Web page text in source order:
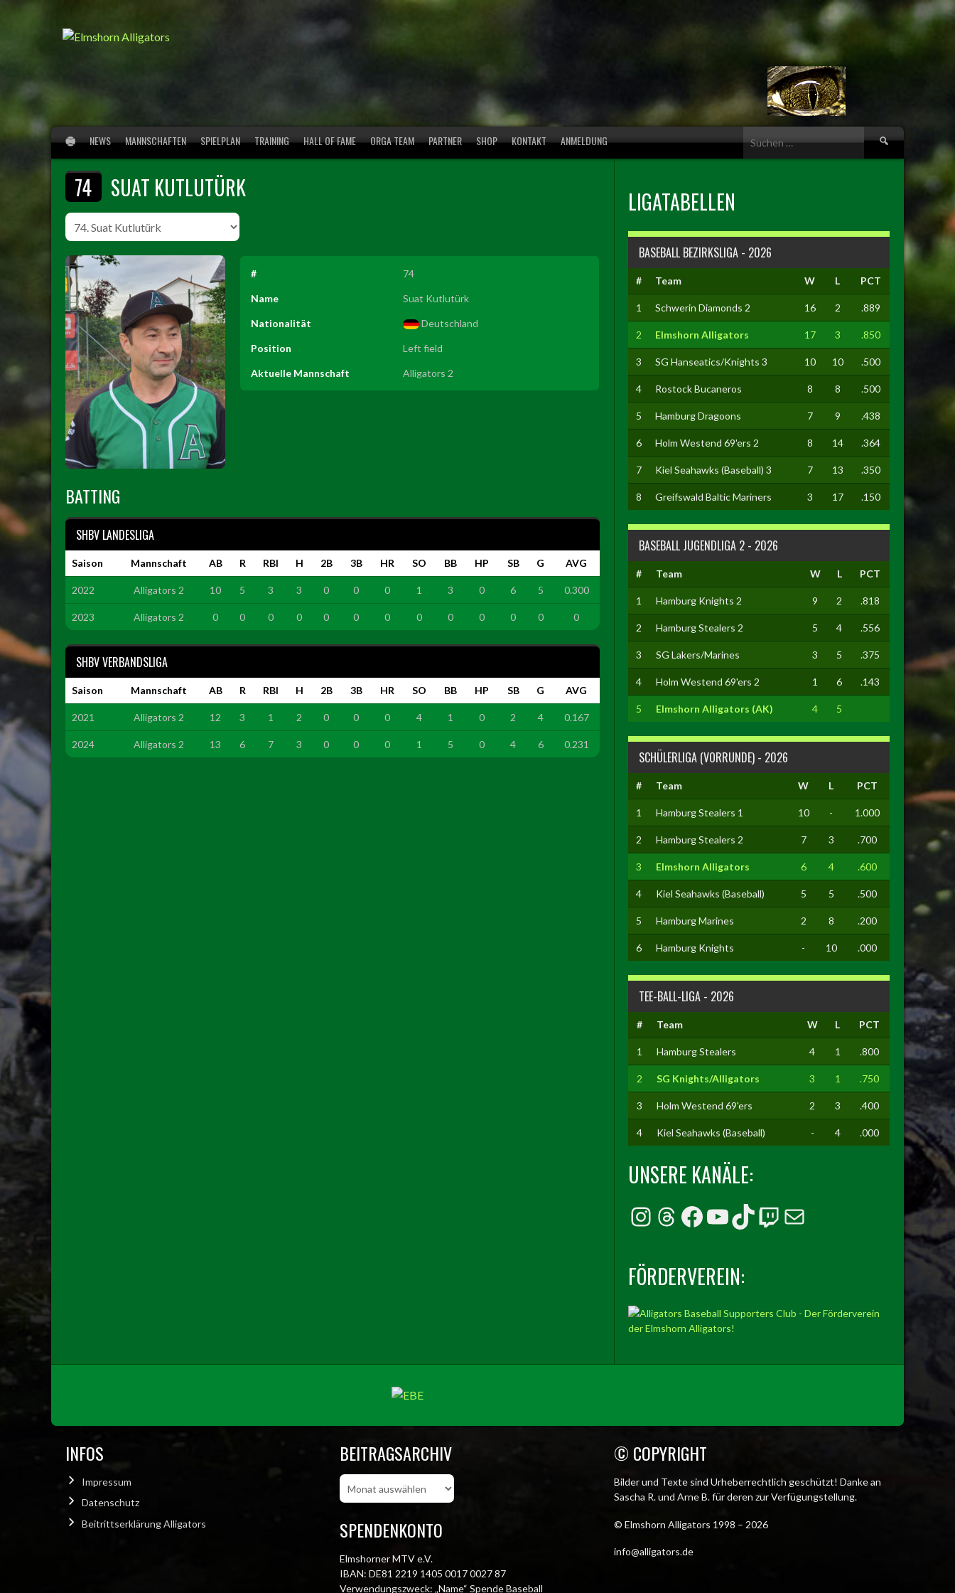
NEWS MANNSCHAFTEN SPIELPLAN TRAINING HALL OF FAME ORGA TEAM PARTNER SHOP KONTAKT ANMELDUNG
Suche
74 SUAT KUTLUTÜRK
# 74
Name Suat Kutlutürk
Nationalität Deutschland
Position Left field
Aktuelle Mannschaft Alligators 2
BATTING
SHBV LANDESLIGA
Saison Mannschaft AB R RBI H 2B 3B HR SO BB HP SB G AVG
2022 Alligators 2 10 5 3 3 0 0 0 1 3 0 6 5 0.300
2023 Alligators 2 0 0 0 0 0 0 0 0 0 0 0 0 0
SHBV VERBANDSLIGA
Saison Mannschaft AB R RBI H 2B 3B HR SO BB HP SB G AVG
2021 Alligators 2 12 3 1 2 0 0 0 4 1 0 2 4 0.167
2024 Alligators 2 13 6 7 3 0 0 0 1 5 0 4 6 0.231
LIGATABELLEN
BASEBALL BEZIRKSLIGA - 2026
# Team W L PCT
1 Schwerin Diamonds 2 16 2 .889
2 Elmshorn Alligators 17 3 .850
3 SG Hanseatics/Knights 3 10 10 .500
4 Rostock Bucaneros 8 8 .500
5 Hamburg Dragoons 7 9 .438
6 Holm Westend 69'ers 2 8 14 .364
7 Kiel Seahawks (Baseball) 3 7 13 .350
8 Greifswald Baltic Mariners 3 17 .150
BASEBALL JUGENDLIGA 2 - 2026
# Team W L PCT
1 Hamburg Knights 2 9 2 .818
2 Hamburg Stealers 2 5 4 .556
3 SG Lakers/Marines 3 5 .375
4 Holm Westend 69'ers 2 1 6 .143
5 Elmshorn Alligators (AK) 4 5
SCHÜLERLIGA (VORRUNDE) - 2026
# Team W L PCT
1 Hamburg Stealers 1 10 - 1.000
2 Hamburg Stealers 2 7 3 .700
3 Elmshorn Alligators 6 4 .600
4 Kiel Seahawks (Baseball) 5 5 .500
5 Hamburg Marines 2 8 .200
6 Hamburg Knights - 10 .000
TEE-BALL-LIGA - 2026
# Team W L PCT
1 Hamburg Stealers 4 1 .800
2 SG Knights/Alligators 3 1 .750
3 Holm Westend 69'ers 2 3 .400
4 Kiel Seahawks (Baseball) - 4 .000
UNSERE KANÄLE:
Instagram
Threads
Facebook
YouTube
TikTok
Twitch
E-Mail
FÖRDERVEREIN:
INFOS
Impressum
Datenschutz
Beitrittserklärung Alligators
BEITRAGSARCHIV
Beitragsarchiv
SPENDENKONTO
Elmshorner MTV e.V.
IBAN: DE81 2219 1405 0017 0027 87
Verwendungszweck: „Name“ Spende Baseball
© COPYRIGHT
Bilder und Texte sind Urheberrechtlich geschützt! Danke an
Sascha R. und Arne B. für deren zur Verfügungstellung.
© Elmshorn Alligators 1998 – 2026
info@alligators.de